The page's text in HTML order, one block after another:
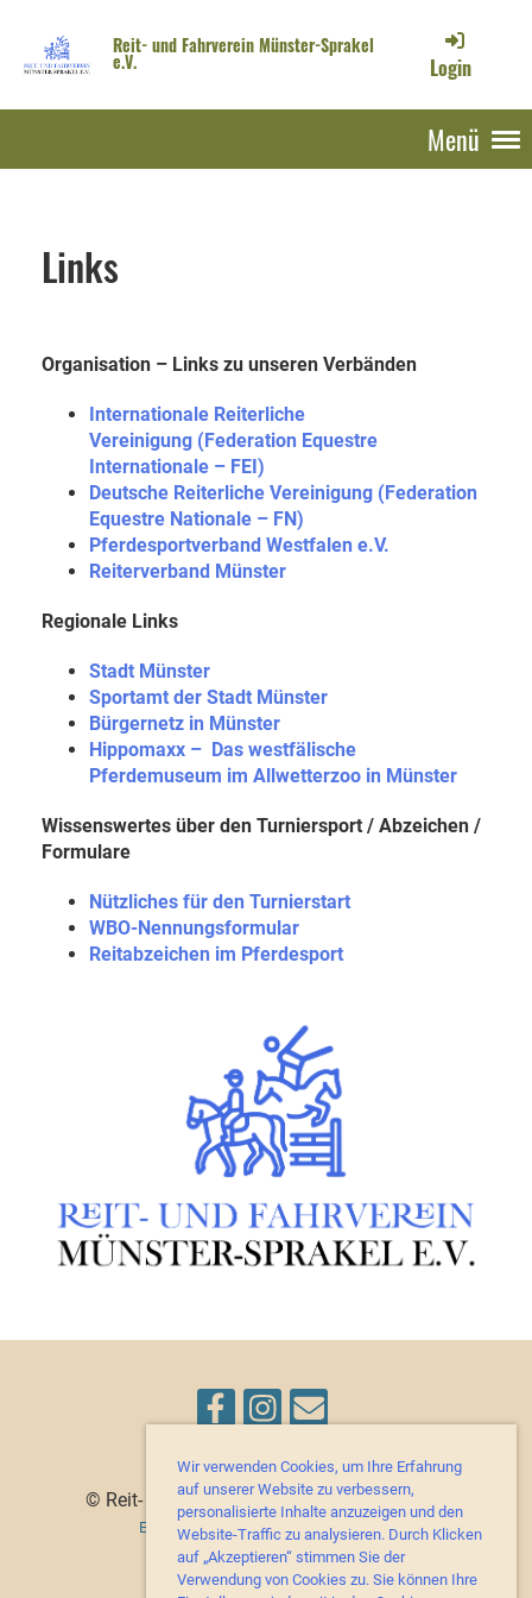
Wir verwenden Cookies, um Ihre Erfahrung
auf unserer Website zu verbessern,
personalisierte Inhalte anzuzeigen und den
Website-Traffic zu analysieren. Durch Klicken
auf „Akzeptieren“ stimmen Sie der
Verwendung von Cookies zu. Sie können Ihre
Reit- und Fahrverein Münster-Sprakel
e.V. Login
Menü
Links
Organisation – Links zu unseren Verbänden
Internationale Reiterliche
Vereinigung (Federation Equestre
Internationale – FEI)
Deutsche Reiterliche Vereinigung (Federation
Equestre Nationale – FN)
Pferdesportverband Westfalen e.V.
Reiterverband Münster
Regionale Links
Stadt Münster
Sportamt der Stadt Münster
Bürgernetz in Münster
Hippomaxx – Das westfälische
Pferdemuseum im Allwetterzoo in Münster
Wissenswertes über den Turniersport / Abzeichen /
Formulare
Nützliches für den Turnierstart
WBO-Nennungsformular
Reitabzeichen im Pferdesport
© Reit- und Fahrverein Münster-Sprakel e.V.
Erstellt mit ClubDesk Vereinssoftware